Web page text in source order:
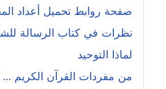
صفحة روابط تحميل أعداد
نظرات في كتاب الرسالة
لماذا التوحيد
من مفردات القرآن الكريم ...